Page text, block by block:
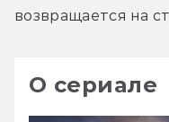
возвращается на
О сериале